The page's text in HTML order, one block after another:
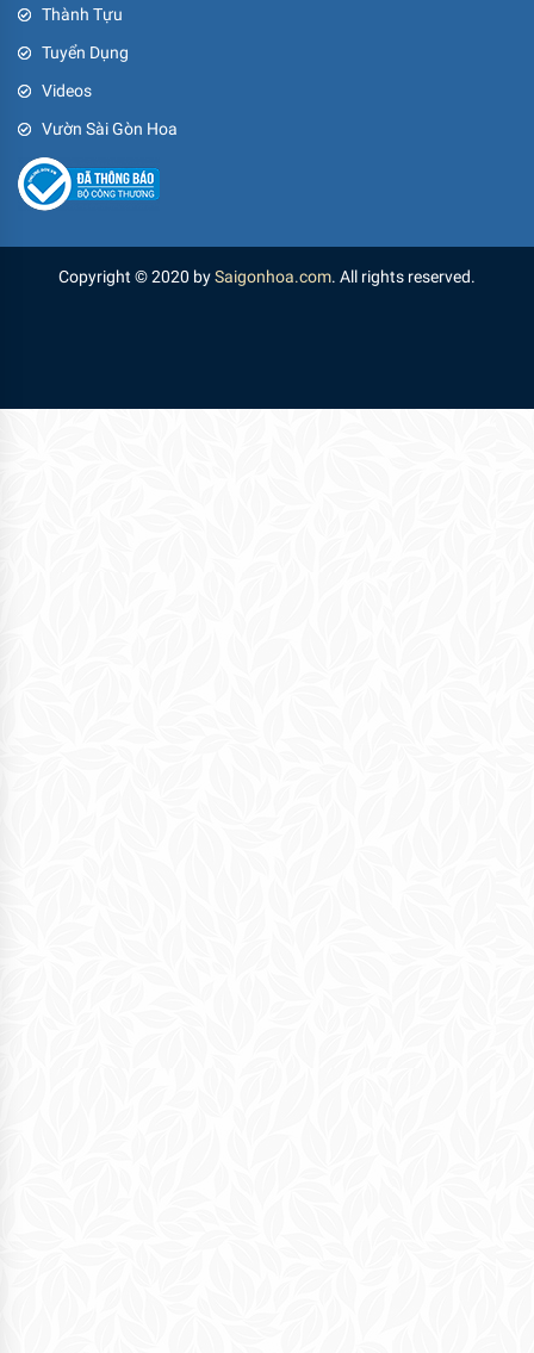
Thành Tựu
Tuyển Dụng
Videos
Vườn Sài Gòn Hoa
Copyright © 2020 bySaigonhoa.com. All rights reserved.